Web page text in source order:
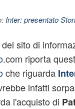
Inter: presentato
sito di
.com riporta
che riguarda
infatti
l'acquisto di